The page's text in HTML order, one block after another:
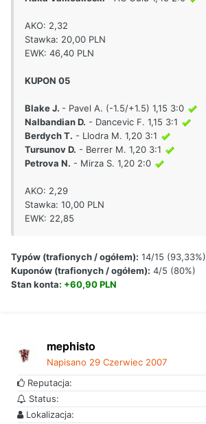
AKO: 2,32
Stawka: 20,00 PLN
EWK: 46,40 PLN
KUPON 05
Blake J. - Pavel A. (-1.5/+1.5) 1,15 3:0
Nalbandian D. - Dancevic F. 1,15 3:1
Berdych T. - Llodra M. 1,20 3:1
Tursunov D. - Berrer M. 1,20 3:1
Petrova N. - Mirza S. 1,20 2:0
AKO: 2,29
Stawka: 10,00 PLN
EWK: 22,85
Typów (trafionych / ogółem): 14/15 (93,33%)
Kuponów (trafionych / ogółem): 4/5 (80%)
Stan konta: +60,90 PLN
mephisto
Napisano 29 Czerwiec 2007
Reputacja:
Status:
Lokalizacja: